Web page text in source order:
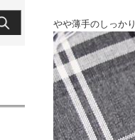
やや薄手のしっか